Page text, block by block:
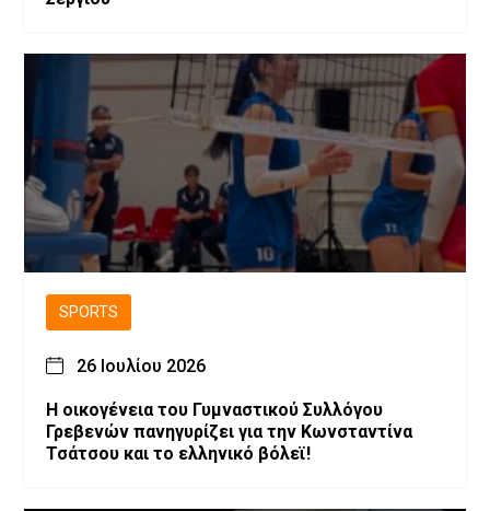
SPORTS
26 Ιουλίου 2026
H οικογένεια του Γυμναστικού Συλλόγου
Γρεβενών πανηγυρίζει για την Κωνσταντίνα
Τσάτσου και το ελληνικό βόλεϊ!